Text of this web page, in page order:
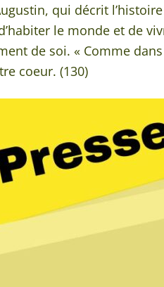
qui décrit
le monde et de
de soi. « Comme
coeur. (130)